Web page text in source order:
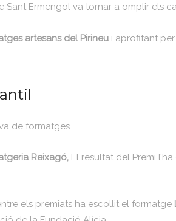
Sant Ermengol va tornar a omplir els
artesans del Pirineu i aprofitant
de formatges.
Reixagó, El resultat del Premi
els premiats ha escollit el formatge